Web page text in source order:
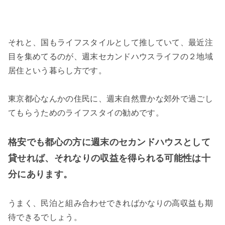
それと、国もライフスタイルとして推していて、最近注
目を集めてるのが、週末セカンドハウスライフの２地域
居住という暮らし方です。
東京都心なんかの住民に、週末自然豊かな郊外で過ごし
てもらうためのライフスタイの勧めです。
格安でも都心の方に週末のセカンドハウスとして
貸せれば、それなりの収益を得られる可能性は十
分にあります。
うまく、民泊と組み合わせできればかなりの高収益も期
待できるでしょう。